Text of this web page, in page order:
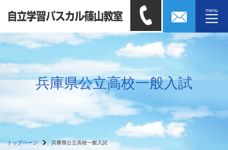
兵庫県公立高校一般入試
トップページ 兵庫県公立高校一般入試